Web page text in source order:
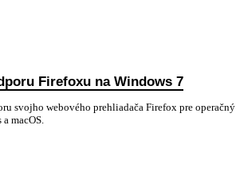
Firefoxu na Windows 7
svojho webového prehliadača Firefox pre operačný
macOS.